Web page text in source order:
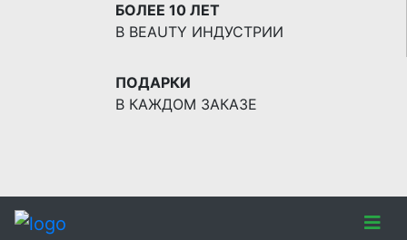
БОЛЕЕ 10 ЛЕТ
В BEAUTY ИНДУСТРИИ
ПОДАРКИ
В КАЖДОМ ЗАКАЗЕ